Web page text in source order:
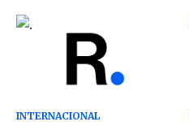
INTERNACIONAL